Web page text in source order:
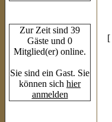
Zur Zeit sind 39
Gäste und 0
Mitglied(er) online.
Sie sind ein Gast. Sie
können sich hier
anmelden
[